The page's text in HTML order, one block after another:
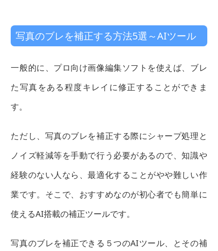
写真のブレを補正する方法5選～AIツール
一般的に、プロ向け画像編集ソフトを使えば、ブレ
た写真をある程度キレイに修正することができま
す。
ただし、写真のブレを補正する際にシャープ処理と
ノイズ軽減等を手動で行う必要があるので、知識や
経験のない人なら、最適化することがやや難しい作
業です。そこで、おすすめなのが初心者でも簡単に
使えるAI搭載の補正ツールです。
写真のブレを補正できる５つのAIツール、とその補